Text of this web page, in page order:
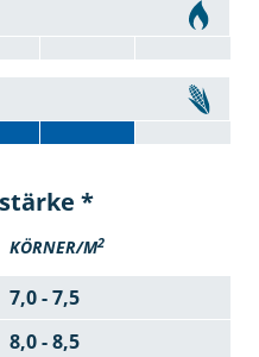
*
KÖRNER/M2
7,0 - 7,5
8,0 - 8,5